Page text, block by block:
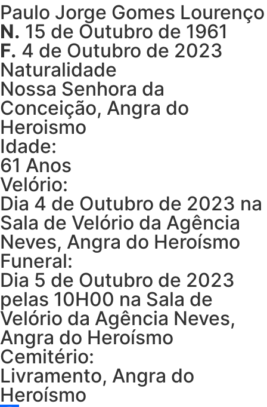
Paulo Jorge Gomes Lourenço
N. 15 de Outubro de 1961
F. 4 de Outubro de 2023
Naturalidade
Nossa Senhora da
Conceição, Angra do
Heroismo
Idade:
61 Anos
Velório:
Dia 4 de Outubro de 2023 na
Sala de Velório da Agência
Neves, Angra do Heroísmo
Funeral:
Dia 5 de Outubro de 2023
pelas 10H00 na Sala de
Velório da Agência Neves,
Angra do Heroísmo
Cemitério:
Livramento, Angra do
Heroísmo